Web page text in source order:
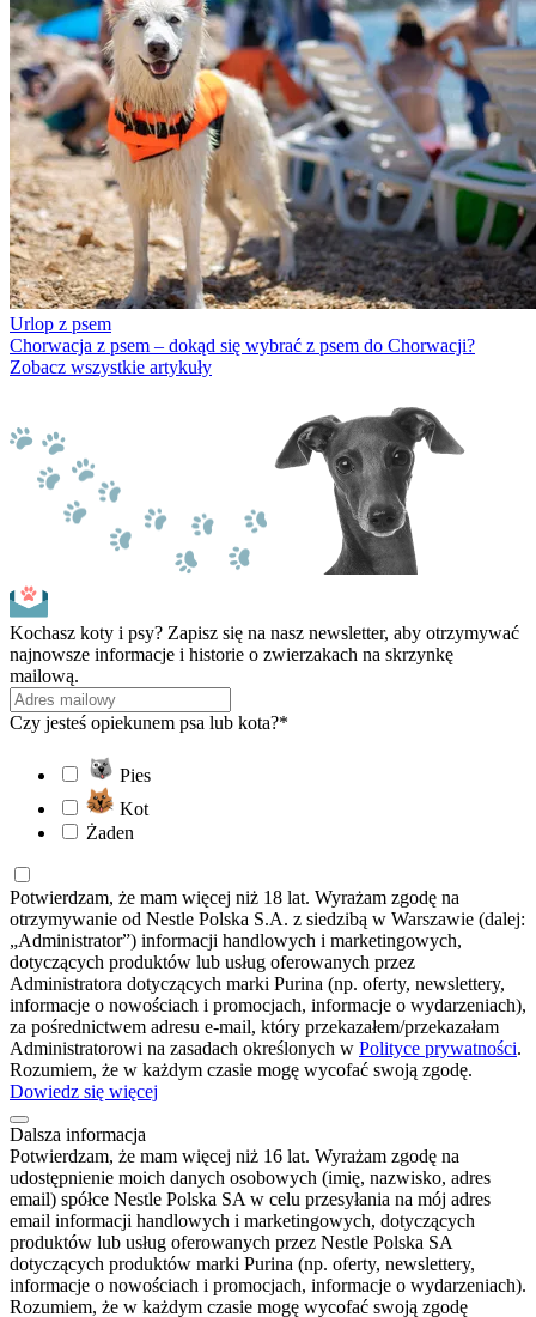
Urlop z psem
Chorwacja z psem – dokąd się wybrać z psem do Chorwacji?
Zobacz wszystkie artykuły
Kochasz koty i psy? Zapisz się na nasz newsletter, aby otrzymywać
najnowsze informacje i historie o zwierzakach na skrzynkę
mailową.
Czy jesteś opiekunem psa lub kota?*
Pies
Kot
Żaden
Potwierdzam, że mam więcej niż 18 lat. Wyrażam zgodę na
otrzymywanie od Nestle Polska S.A. z siedzibą w Warszawie (dalej:
„Administrator”) informacji handlowych i marketingowych,
dotyczących produktów lub usług oferowanych przez
Administratora dotyczących marki Purina (np. oferty, newslettery,
informacje o nowościach i promocjach, informacje o wydarzeniach),
za pośrednictwem adresu e-mail, który przekazałem/przekazałam
Administratorowi na zasadach określonych w Polityce prywatności.
Rozumiem, że w każdym czasie mogę wycofać swoją zgodę.
Dowiedz się więcej
Dalsza informacja
Potwierdzam, że mam więcej niż 16 lat. Wyrażam zgodę na
udostępnienie moich danych osobowych (imię, nazwisko, adres
email) spółce Nestle Polska SA w celu przesyłania na mój adres
email informacji handlowych i marketingowych, dotyczących
produktów lub usług oferowanych przez Nestle Polska SA
dotyczących produktów marki Purina (np. oferty, newslettery,
informacje o nowościach i promocjach, informacje o wydarzeniach).
Rozumiem, że w każdym czasie mogę wycofać swoją zgodę